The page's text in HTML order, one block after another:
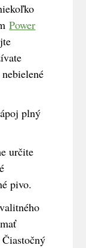
Power
plný
určite
pivo.